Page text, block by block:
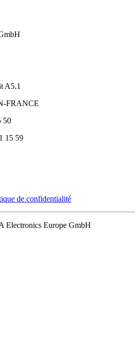
A5.1
FRANCE
50
15 59
de confidentialité
Electronics Europe GmbH